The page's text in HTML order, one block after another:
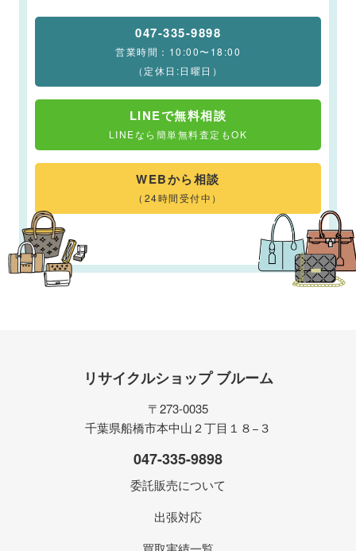
047-335-9898
営業時間：10:00〜18:00
（定休日:日曜日）
LINEで無料相談
LINEなら簡単無料査定もOK
WEBから相談
（24時間受付中）
リサイクルショップ ブルーム
〒273-0035
千葉県船橋市本中山２丁目１８−３
047-335-9898
委託販売について
出張対応